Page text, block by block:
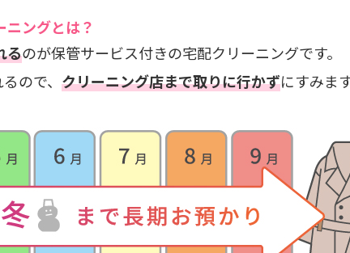
ングとは？
るのが保管サービス付きの宅配クリーニングです。
ので、 クリーニング店まで取りに行かずにすみます